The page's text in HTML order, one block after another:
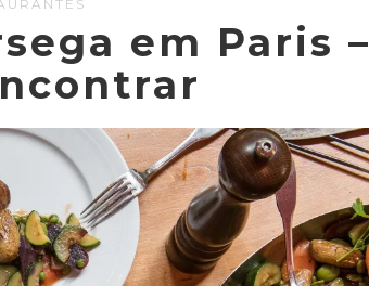
em Paris –